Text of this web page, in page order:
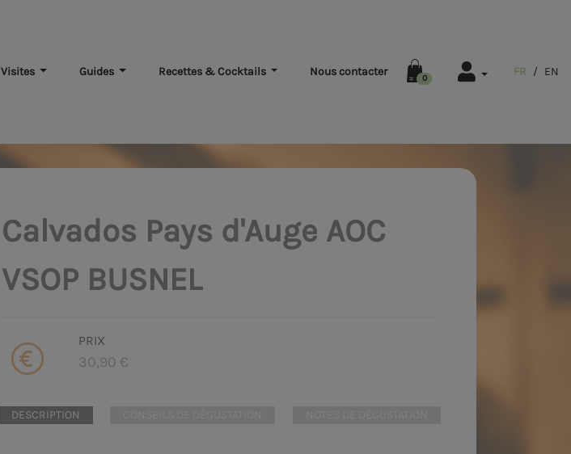
Visites Guides Recettes & Cocktails Nous contacter 0 FR / EN
Calvados Pays d'Auge AOC
VSOP BUSNEL
PRIX
30,90 €
DESCRIPTION